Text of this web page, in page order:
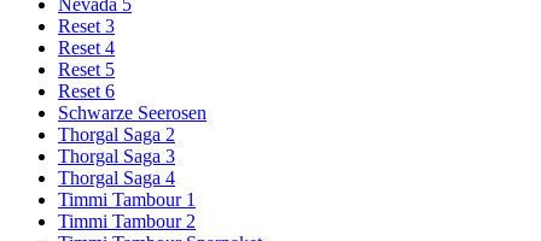
Nevada 5
Reset 3
Reset 4
Reset 5
Reset 6
Schwarze Seerosen
Thorgal Saga 2
Thorgal Saga 3
Thorgal Saga 4
Timmi Tambour 1
Timmi Tambour 2